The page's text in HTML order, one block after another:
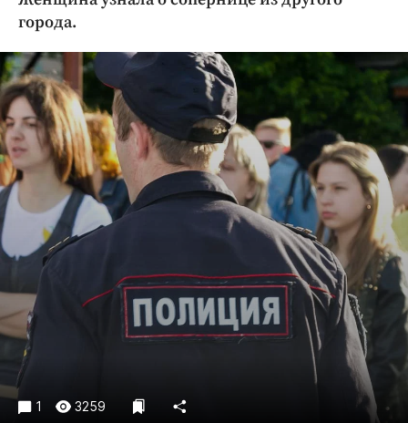
Криминал
Недвижимость и ЖКХ
Образование
Общество
Погода
Праздники
Происшествия
Спорт
Экономика и бизнес
ПРОЕКТЫ
Интересное чтиво
города.
1 3259